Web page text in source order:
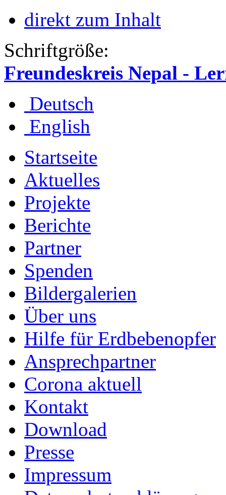
direkt zum Inhalt
Schriftgröße:
Freundeskreis Nepal -
Deutsch
English
Startseite
Aktuelles
Projekte
Berichte
Partner
Spenden
Bildergalerien
Über uns
Hilfe für Erdbebenopfer
Ansprechpartner
Corona aktuell
Kontakt
Download
Presse
Impressum